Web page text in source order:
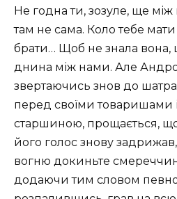
Не годна ти, зозуле, ще між
там не сама. Коло тебе мати
брати… Щоб не знала вона,
днина між нами. Але
звертаючись знов до
перед своїми товаришами
старшиною, прощається,
його голос знову
вогню докиньте
додаючи тим словом